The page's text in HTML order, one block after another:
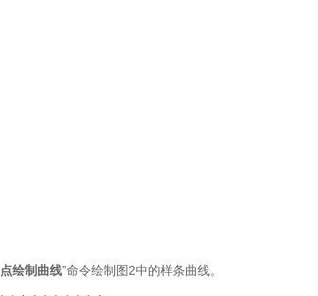
点绘制曲线”命令绘制图2中的样条曲线。